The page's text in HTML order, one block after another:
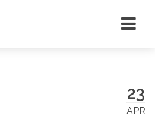
23
APR